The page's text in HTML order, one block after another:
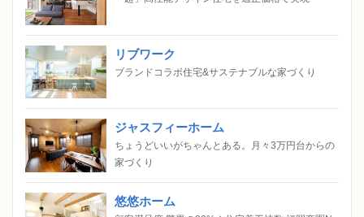
リブワーク
ブランドコラボ住宅&サステナブルな家づくり
ジャスフィーホーム
ちょうどいいがちゃんとある。月々3万円台からの
家づくり
悠悠ホーム